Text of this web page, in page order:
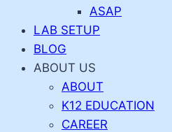
ASAP
LAB SETUP
BLOG
ABOUT US
ABOUT
K12 EDUCATION
CAREER